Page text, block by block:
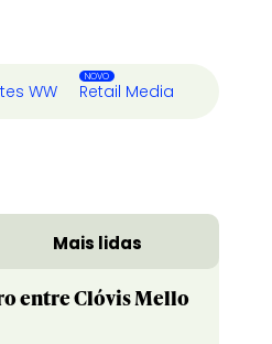
WW Retail Media
Mais lidas
entre Clóvis Mello